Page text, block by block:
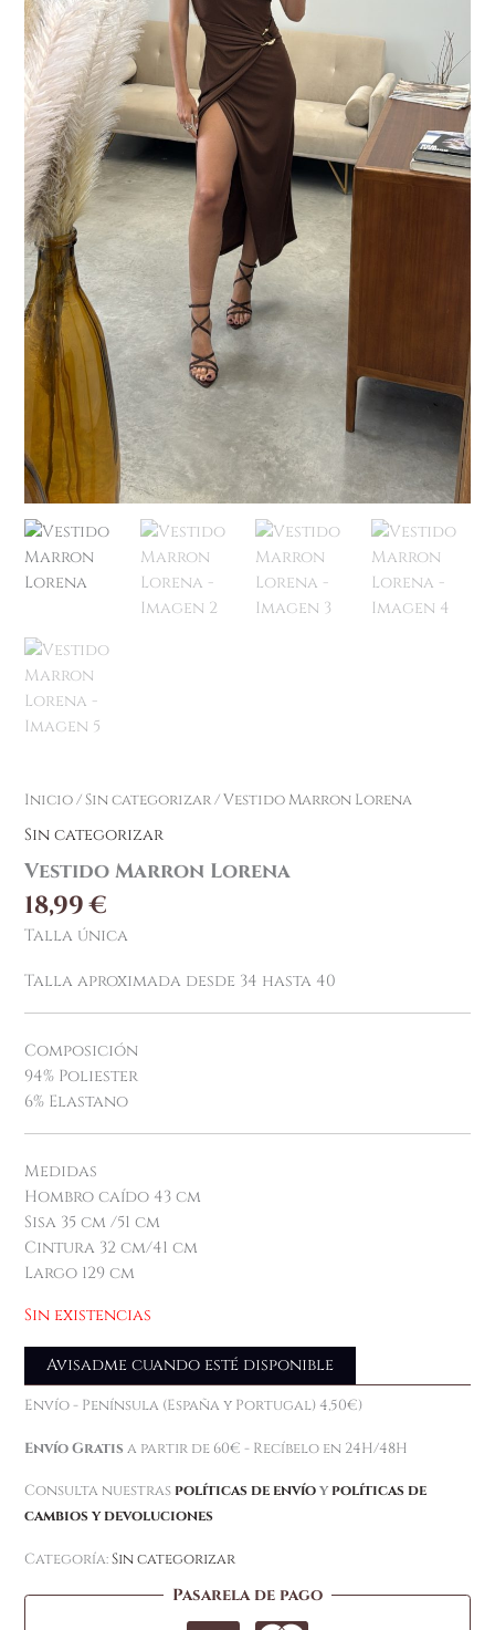
Inicio/Sin categorizar/ Vestido Marron Lorena
Sin categorizar
Vestido Marron Lorena
18,99€
Talla única
Talla aproximada desde 34 hasta 40
Composición
94% Poliester
6% Elastano
Medidas
Hombro caído 43 cm
Sisa 35 cm /51 cm
Cintura 32 cm/41 cm
Largo 129 cm
Sin existencias
Avisadme cuando esté disponible
Envío - Península (España y Portugal) 4,50€)
Envío Gratis a partir de 60€ - Recíbelo en 24H/48H
Consulta nuestras políticas de envíoy políticas de
cambios y devoluciones
Categoría:Sin categorizar
Pasarela de pago